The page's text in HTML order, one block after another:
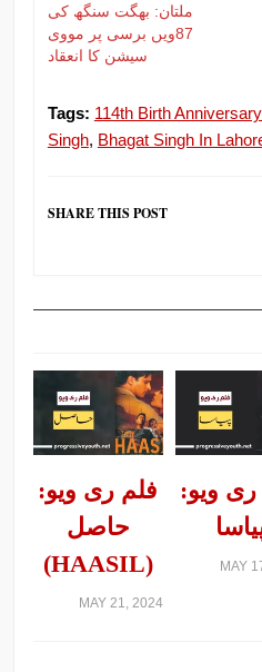
ملتان: بھگت سنگھ کی
87ویں برسی پر مووی
سیشن کا انعقاد
Tags: 114th Birth
Singh, Bhagat Singh In
SHARE THIS POST
فلم ری ویو:
حاصل
(HAASIL)
MAY 21, 2024
ری ویو:
MAY